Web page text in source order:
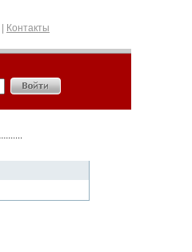
Контакты